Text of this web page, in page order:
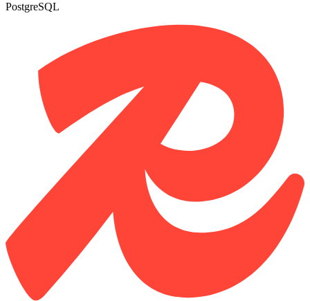
PostgreSQL